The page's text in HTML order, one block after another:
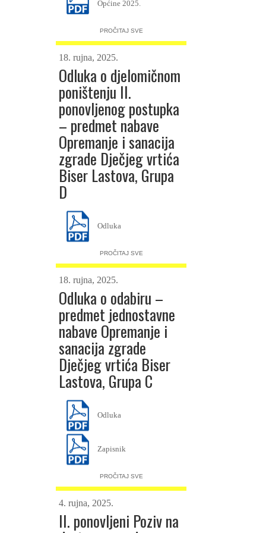
posjetiteljima što su svojim
Dana Općine Lastovo i
svetkovine naših zaštitnika sv.
Kuzme i Damjana.
Općine 2025.
PROČITAJ SVE
18. rujna, 2025.
Odluka o djelomičnom
poništenju II.
ponovljenog postupka
– predmet nabave
Opremanje i sanacija
zgrade Dječjeg vrtića
Biser Lastova, Grupa
D
Odluka
PROČITAJ SVE
18. rujna, 2025.
Odluka o odabiru –
predmet jednostavne
nabave Opremanje i
sanacija zgrade
Dječjeg vrtića Biser
Lastova, Grupa C
Odluka
Zapisnik
PROČITAJ SVE
4. rujna, 2025.
II. ponovljeni Poziv na